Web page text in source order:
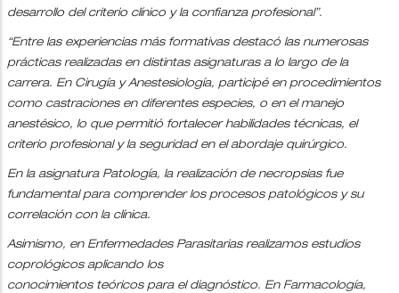
desarrollo del criterio clínico y la confianza profesional”.
“Entre las experiencias más formativas destacó las numerosas
prácticas realizadas en distintas asignaturas a lo largo de la
carrera. En Cirugía y Anestesiología, participé en procedimientos
como castraciones en diferentes especies, o en el manejo
anestésico, lo que permitió fortalecer habilidades técnicas, el
criterio profesional y la seguridad en el abordaje quirúrgico.
En la asignatura Patología, la realización de necropsias fue
fundamental para comprender los procesos patológicos y su
correlación con la clínica.
Asimismo, en Enfermedades Parasitarias realizamos estudios
coprológicos aplicando los
conocimientos teóricos para el diagnóstico. En Farmacología,